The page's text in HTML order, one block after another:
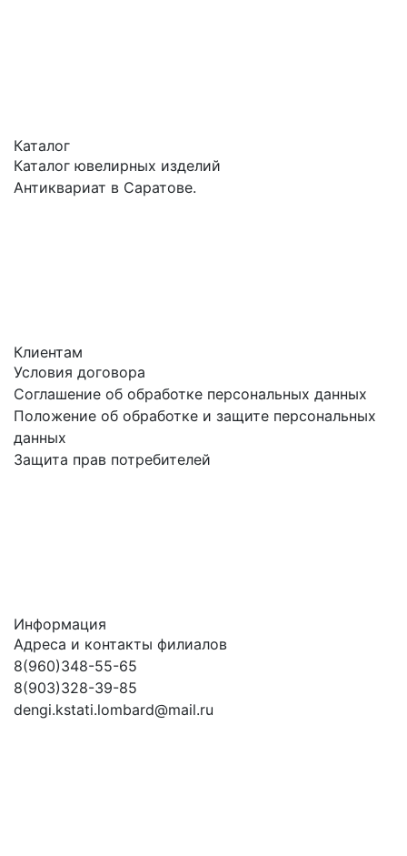
Каталог
Каталог ювелирных изделий
Антиквариат в Саратове.
Клиентам
Условия договора
Соглашение об обработке персональных данных
Положение об обработке и защите персональных
данных
Защита прав потребителей
Информация
Адреса и контакты филиалов
8(960)348-55-65
8(903)328-39-85
dengi.kstati.lombard@mail.ru